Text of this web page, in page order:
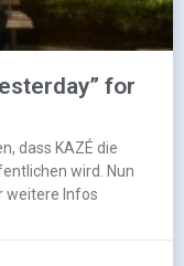
for
dass KAZÉ die
wird. Nun
weitere Infos